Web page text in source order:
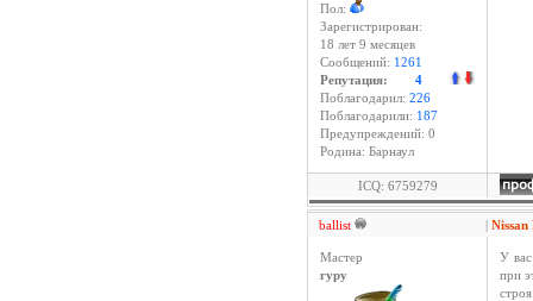
Пол:
Зарегистрирован:
18 лет 9 месяцев
Сообщений: 1261
Репутация: 4
Поблагодарил: 226
Поблагодарили: 187
Предупреждений: 0
Родина: Барнаул
ICQ: 6759279
ballist |
Мастер
гуру
У вас
при